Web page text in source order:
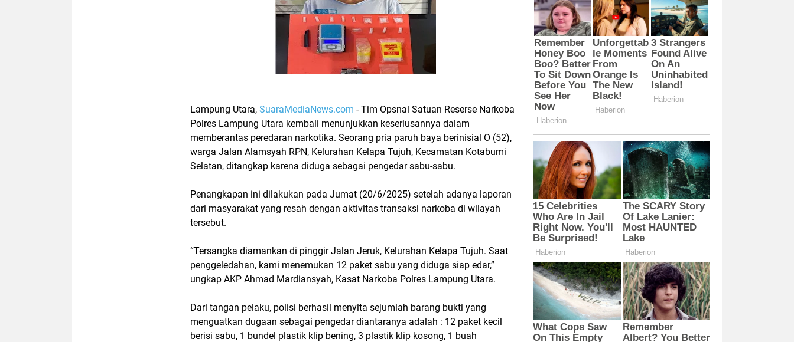
Lampung Utara, SuaraMediaNews.com -Tim Opsnal Satuan Reserse Narkoba
Polres Lampung Utara kembali menunjukkan keseriusannya dalam
memberantas peredaran narkotika. Seorang pria paruh baya berinisial O (52),
warga Jalan Alamsyah RPN, Kelurahan Kelapa Tujuh, Kecamatan Kotabumi
Selatan, ditangkap karena diduga sebagai pengedar sabu-sabu.
Penangkapan ini dilakukan pada Jumat (20/6/2025) setelah adanya laporan
dari masyarakat yang resah dengan aktivitas transaksi narkoba di wilayah
tersebut.
“Tersangka diamankan di pinggir Jalan Jeruk, Kelurahan Kelapa Tujuh. Saat
penggeledahan, kami menemukan 12 paket sabu yang diduga siap edar,”
ungkap AKP Ahmad Mardiansyah, Kasat Narkoba Polres Lampung Utara.
Dari tangan pelaku, polisi berhasil menyita sejumlah barang bukti yang
menguatkan dugaan sebagai pengedar diantaranya adalah : 12 paket kecil
berisi sabu, 1 bundel plastik klip bening, 3 plastik klip kosong, 1 buah